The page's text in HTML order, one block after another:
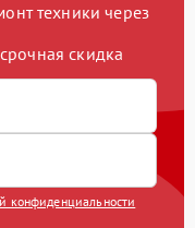
техники через
скидка
конфиденциальности